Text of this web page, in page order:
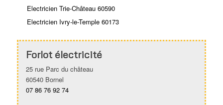
Electricien Trie-Château 60590
Electricien Ivry-le-Temple 60173
Forlot électricité
25 rue Parc du château
60540 Bornel
07 86 76 92 74